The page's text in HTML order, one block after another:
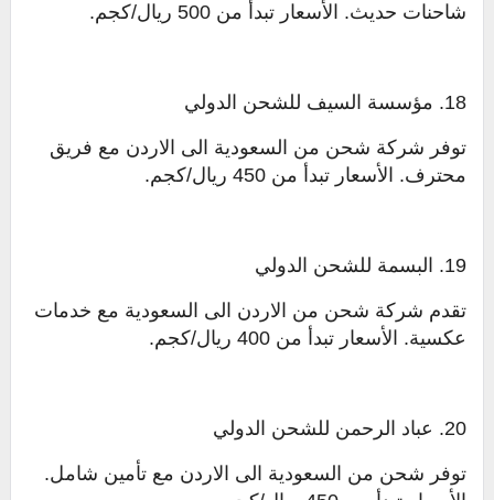
شاحنات حديث. الأسعار تبدأ من 500 ريال/كجم.
18. مؤسسة السيف للشحن الدولي
توفر شركة شحن من السعودية الى الاردن مع فريق
محترف. الأسعار تبدأ من 450 ريال/كجم.
19. البسمة للشحن الدولي
تقدم شركة شحن من الاردن الى السعودية مع خدمات
عكسية. الأسعار تبدأ من 400 ريال/كجم.
20. عباد الرحمن للشحن الدولي
توفر شحن من السعودية الى الاردن مع تأمين شامل.